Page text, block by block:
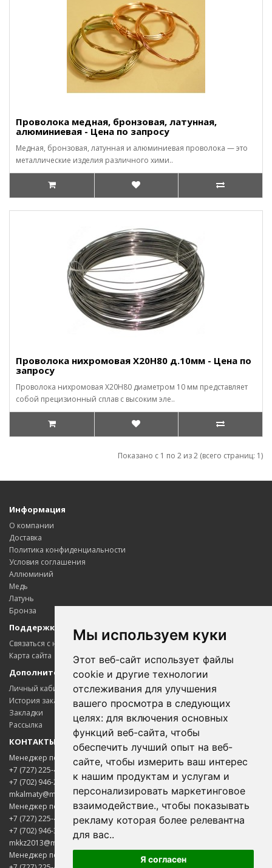
Мы используем куки
Этот веб-сайт использует файлы
cookie и другие технологии
отслеживания для улучшения
вашего просмотра в следующих
целях: для включения основных
функций веб-сайта, чтобы
обеспечить лучший опыт на веб-
сайте, чтобы измерить ваш интерес
к нашим продуктам и услугам и
персонализировать маркетинговое
взаимодействие., чтобы показывать
рекламу которая более релевантна
для вас..
Я согласен
Проволока медная, бронзовая, латунная,
алюминиевая - Цена по запросу
Медная, бронзовая, латунная и алюминиевая проволока — это
металлические изделия различного хими..
Проволока нихромовая Х20Н80 д.10мм - Цена по
запросу
Проволока нихромовая Х20Н80 диаметром 10 мм представляет
собой прецизионный сплав с высоким эле..
Показано с 1 по 2 из 2 (всего страниц: 1)
Информация
О компании
Доставка
Политика конфиденциальности
Условия соглашения
Аллюминий
Медь
Латунь
Бронза
Поддержка клиентов
Связаться с нами
Карта сайта
Дополнительно
Личный кабинет
История заказов
Закладки
Рассылка
КОНТАКТЫ
Менеджер по цветному металлопрокату
+7 (727) 225-45-65
+7 (702) 946-20-02
mkalmaty@mail.ru
Менеджер по электротехнической продукции
+7 (727) 225-45-85
+7 (702) 946-33-00
mkkz2013@mail.ru
Менеджер по нержавеющему металлопрокату